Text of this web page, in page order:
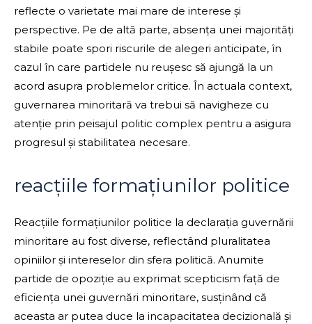
reflecte o varietate mai mare de interese și
perspective. Pe de altă parte, absența unei majorități
stabile poate spori riscurile de alegeri anticipate, în
cazul în care partidele nu reușesc să ajungă la un
acord asupra problemelor critice. În actuala context,
guvernarea minoritară va trebui să navigheze cu
atenție prin peisajul politic complex pentru a asigura
progresul și stabilitatea necesare.
reacțiile formațiunilor politice
Reacțiile formațiunilor politice la declarația guvernării
minoritare au fost diverse, reflectând pluralitatea
opiniilor și intereselor din sfera politică. Anumite
partide de opoziție au exprimat scepticism față de
eficiența unei guvernări minoritare, susținând că
aceasta ar putea duce la incapacitatea decizională și